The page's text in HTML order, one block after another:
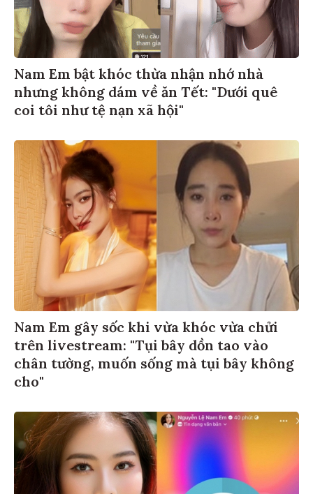
Nam Em bật khóc thừa nhận nhớ nhà
nhưng không dám về ăn Tết: "Dưới quê
coi tôi như tệ nạn xã hội"
Nam Em gây sốc khi vừa khóc vừa chửi
trên livestream: "Tụi bây dồn tao vào
chân tường, muốn sống mà tụi bây không
cho"